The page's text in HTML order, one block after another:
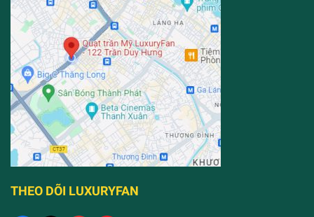
THEO DÕI LUXURYFAN